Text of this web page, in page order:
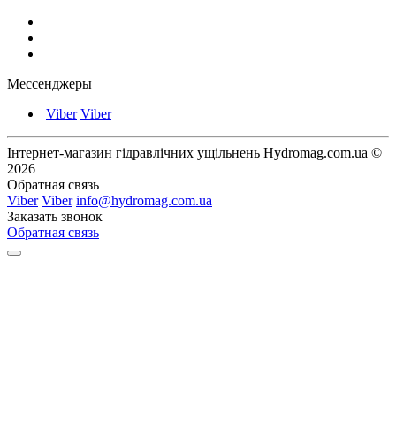
Мессенджеры
Viber Viber
Інтернет-магазин гідравлічних ущільнень Hydromag.com.ua ©
2026
Обратная связь
Viber Viber info@hydromag.com.ua
Заказать звонок
Обратная связь